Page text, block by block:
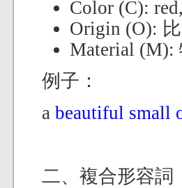
Color (C):
Origin (O):
Material (M):
例子：
a beautiful small
二、複合形容詞